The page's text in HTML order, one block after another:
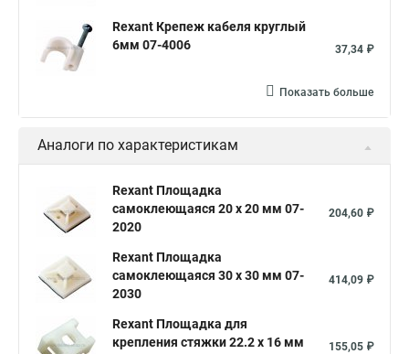
Rexant Крепеж кабеля круглый
6мм 07-4006
37,34 ₽
Показать больше
Аналоги по характеристикам
Rexant Площадка
самоклеющаяся 20 х 20 мм 07-
2020
204,60 ₽
Rexant Площадка
самоклеющаяся 30 х 30 мм 07-
2030
414,09 ₽
Rexant Площадка для
крепления стяжки 22.2 х 16 мм
155,05 ₽